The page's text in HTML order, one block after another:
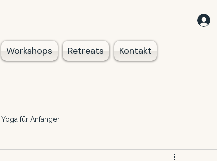
Workshops Retreats Kontakt
Yoga für Anfänger